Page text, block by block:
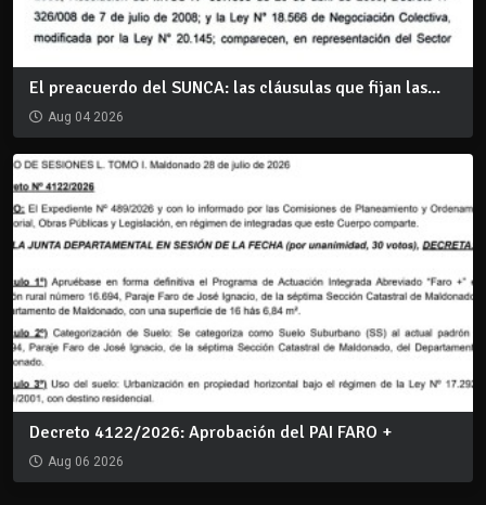
El preacuerdo del SUNCA: las cláusulas que fijan las...
Aug 04 2026
Decreto 4122/2026: Aprobación del PAI FARO +
Aug 06 2026